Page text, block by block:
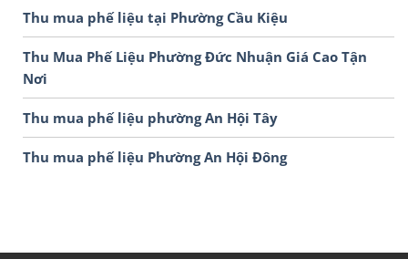
Thu mua phế liệu tại Phường Cầu Kiệu
Thu Mua Phế Liệu Phường Đức Nhuận Giá Cao Tận
Nơi
Thu mua phế liệu phường An Hội Tây
Thu mua phế liệu Phường An Hội Đông